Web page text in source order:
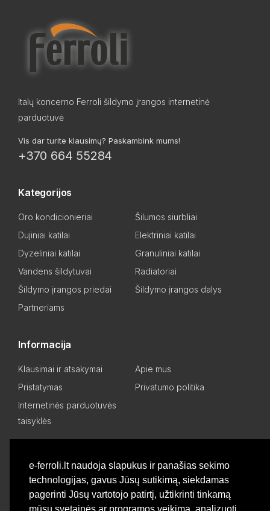
e-ferroli.lt naudoja slapukus ir panašias sekimo
technologijas, gavus Jūsų sutikimą, siekdamas
pagerinti Jūsų vartotojo patirtį, užtikrinti tinkamą
mūsų svetainės ar programos veikimą, analizuoti
Italų koncerno Ferroli šildymo įrangos internetinė
parduotuvė
Vis dar turite klausimų? Paskambink mums!
+370 664 55284
Kategorijos
Oro kondicionieriai
Šilumos siurbliai
Dujiniai katilai
Elektriniai katilai
Dyzeliniai katilai
Granuliniai katilai
Vandens šildytuvai
Radiatoriai
Šildymo įrangos priedai
Šildymo įrangos dalys
Partneriams
Informacija
Klausimai ir atsakymai
Apie mus
Pristatymas
Privatumo politika
Internetinės parduotuvės
taisyklės
Asmeninis kabinetas
Pageidavimų sąrašas
Palyginti produktus
Basket